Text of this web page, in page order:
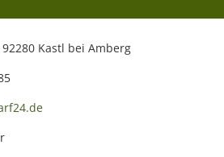
Kastl bei Amberg